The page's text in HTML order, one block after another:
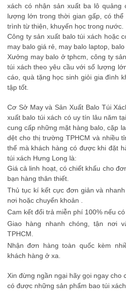
xách có nhận sản xuất ba lô
lượng lớn trong thời gian gấp, có
trình từ thiện, khuyến học trong nước.
Công ty sản xuất balo túi xách hoặc
may balo giá rẻ, may balo laptop, balo
Xưởng may balo ở tphcm, công ty
túi xách theo yêu cầu với số lượng
cáo, quà tặng học sinh giỏi gia đình
tập tốt.
Cơ Sở May và Sản Xuất Balo Túi
xuất balo túi xách có uy tín lâu năm
cung cấp những mặt hàng balo, cặp
dệt cho thị trường TPHCM và nhiều
thế mà khách hàng có được khi đặt
túi xách Hưng Long là:
Giá cả linh hoạt, có chiết khấu cho
bạn hàng thân thiết.
Thủ tục kí kết cực đơn giản và
nơi hoặc chuyển khoản .
Cam kết đổi trả miễn phí 100% nếu có
Giao hàng nhanh chóng, tận nơi
TPHCM.
Nhận đơn hàng toàn quốc kèm
khách hàng ở xa.
Xin đừng ngần ngại hãy gọi ngay cho
có được những sản phẩm bao túi